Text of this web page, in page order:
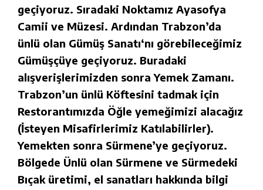
geçiyoruz. Sıradaki Noktamız Ayasofya
Camii ve Müzesi. Ardından Trabzon’da
ünlü olan Gümüş Sanatı‘nı görebileceğimiz
Gümüşçüye geçiyoruz. Buradaki
alışverişlerimizden sonra Yemek Zamanı.
Trabzon’un ünlü Köftesini tadmak için
Restorantımızda Öğle yemeğimizi alacağız
(İsteyen Misafirlerimiz Katılabilirler).
Yemekten sonra Sürmene’ye geçiyoruz.
Bölgede Ünlü olan Sürmene ve Sürmedeki
Bıçak üretimi, el sanatları hakkında bilgi